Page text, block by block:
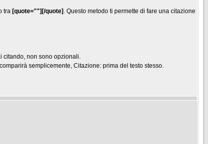
tra [quote=""][/quote] . Questo metodo ti permette di fare una citazione
citando, non sono opzionali.
semplicemente, Citazione: prima del testo stesso.